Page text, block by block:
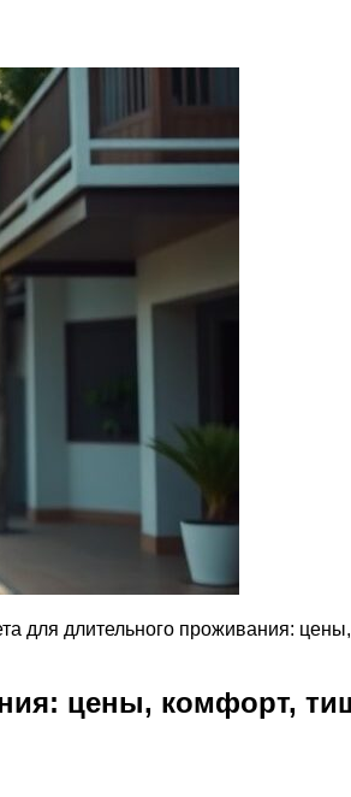
для длительного проживания:
цены, комфорт,